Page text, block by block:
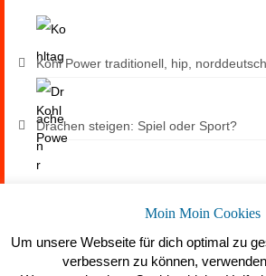
Kohl Power traditionell, hip, norddeutsch
Drachen steigen: Spiel oder Sport?
Moin Moin Cookies
Um unsere Webseite für dich optimal zu
verbessern zu können,